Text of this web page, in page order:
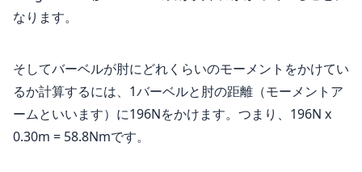
なります。
そしてバーベルが肘にどれくらいのモーメントをかけてい
るか計算するには、1バーベルと肘の距離（モーメントア
ームといいます）に196Nをかけます。つまり、196N x
0.30m = 58.8Nmです。